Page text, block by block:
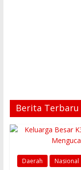
Berita Terbaru
Daerah Nasional